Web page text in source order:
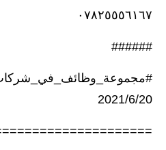
٠٧٨٢٥٥٥٦١٦٧
######
2021/6/20